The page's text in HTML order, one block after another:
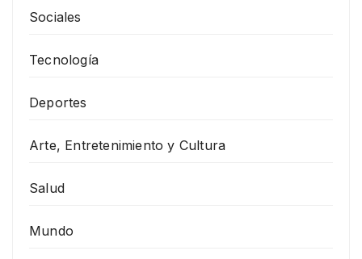
Sociales
Tecnología
Deportes
Arte, Entretenimiento y Cultura
Salud
Mundo